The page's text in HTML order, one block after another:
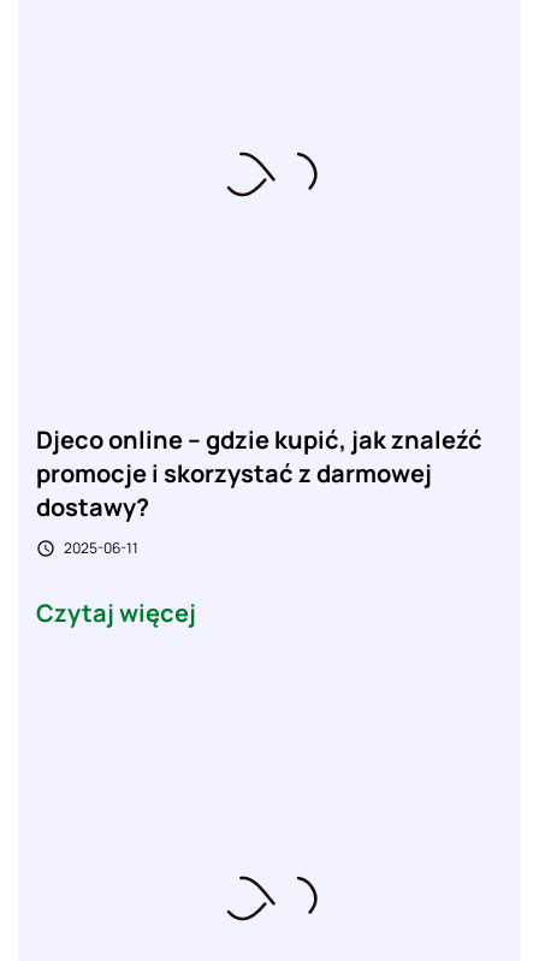
Djeco online – gdzie kupić, jak znaleźć
promocje i skorzystać z darmowej
dostawy?
 2025-06-11
Czytaj więcej